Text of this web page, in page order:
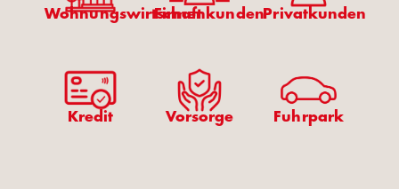
WohnungswirtschaftFirmenkundenPrivatkunden
Kredit Vorsorge Fuhrpark